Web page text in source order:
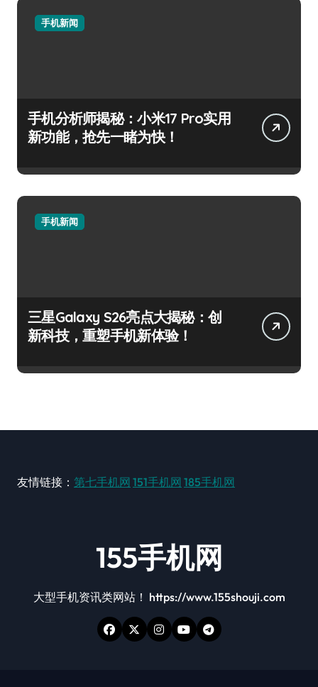
手机新闻
手机分析师揭秘：小米17 Pro实用
新功能，抢先一睹为快！
手机新闻
三星Galaxy S26亮点大揭秘：创
新科技，重塑手机新体验！
友情链接： 第七手机网 151手机网 185手机网
155手机网
大型手机资讯类网站！ https://www.155shouji.com